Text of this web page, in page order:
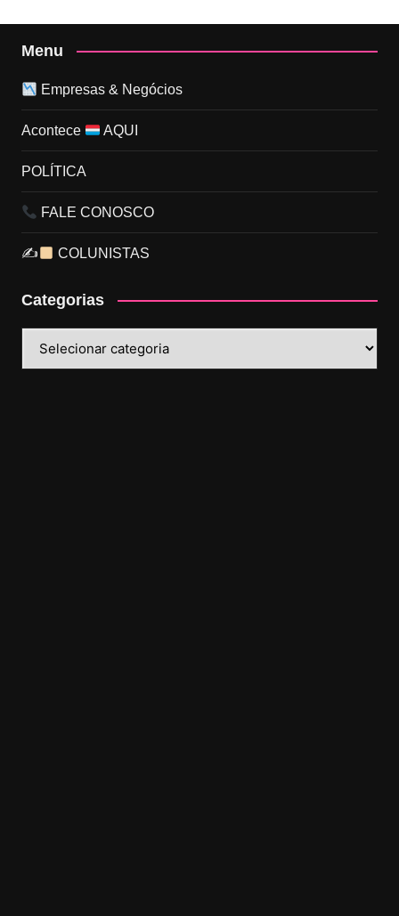
Menu
Empresas & Negócios
Acontece AQUI
POLÍTICA
FALE CONOSCO
✍ COLUNISTAS
Categorias